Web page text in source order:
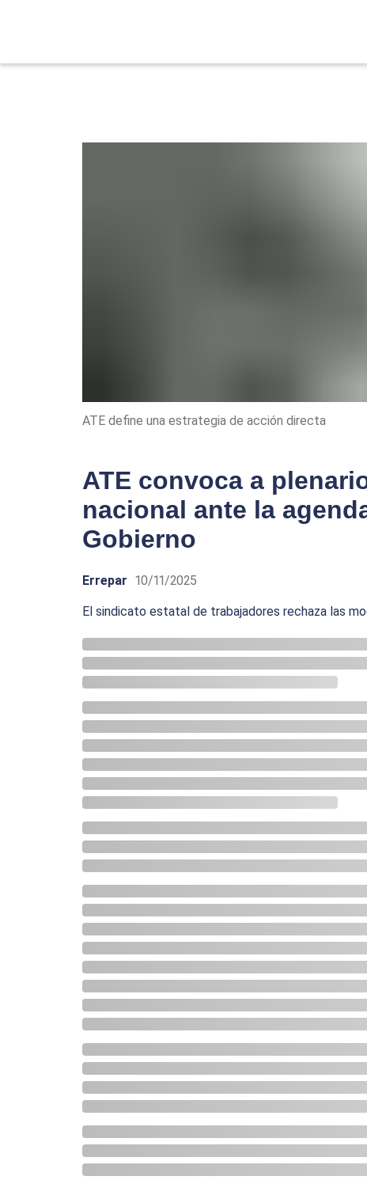
ATE define una estrategia de acción directa
ATE convoca a
nacional ante la
Gobierno
Errepar 10/11/2025
El sindicato estatal de trabajadores rechaza las